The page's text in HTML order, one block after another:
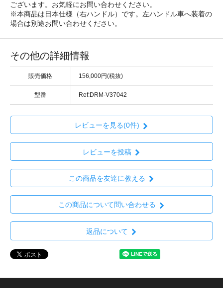
ございます。お気軽にお問い合わせください。
※本商品は日本仕様（右ハンドル）です。左ハンドル車へ装着の
場合は別途お問い合わせください。
その他の詳細情報
販売価格 156,000円(税抜)
型番 Ref:DRM-V37042
レビューを見る(0件)
レビューを投稿
この商品を友達に教える
この商品について問い合わせる
返品について